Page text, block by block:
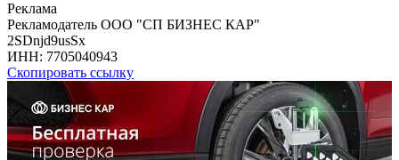
Реклама
Рекламодатель ООО "СП БИЗНЕС КАР"
2SDnjd9usSx
ИНН: 7705040943
Скопировать ссылку